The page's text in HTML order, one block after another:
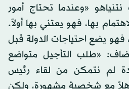
«وعندما تحتاج أمور
بها، فهو يعتني بها أولاً.
فهو يضع احتياجات الدولة قبل
«طلب التأجيل متواضع
لم نتمكن من لقاء رئيس
مع شخصية مشهورة، ولكن